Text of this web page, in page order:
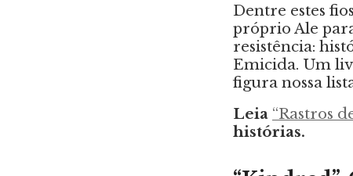
Dentre estes
próprio Ale
resistência:
Emicida. Um
figura nossa
Leia “Rastros
histórias.